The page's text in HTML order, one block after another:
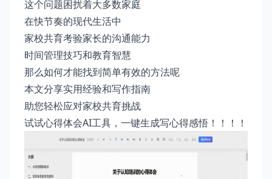
这个问题困扰着大多数家庭
在快节奏的现代生活中
家校共育考验家长的沟通能力
时间管理技巧和教育智慧
那么如何才能找到简单有效的方法呢
本文分享实用经验和写作指南
助您轻松应对家校共育挑战
试试心得体会AI工具 ，一键生成写心得感悟！！！！